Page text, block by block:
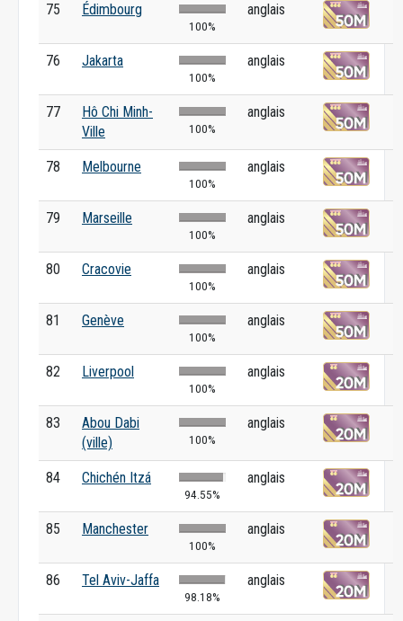
75 Édimbourg
100%
anglais
76 Jakarta
100%
anglais
77
Hô Chi Minh-
Ville
100%
anglais
78 Melbourne
100%
anglais
79 Marseille
100%
anglais
80 Cracovie
100%
anglais
81 Genève
100%
anglais
82 Liverpool
100%
anglais
83
Abou Dabi
(ville)
100%
anglais
84 Chichén Itzá
94.55%
anglais
85 Manchester
100%
anglais
86 Tel Aviv-Jaffa
98.18%
anglais